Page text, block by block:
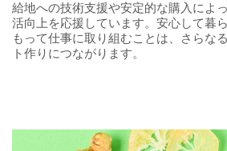
給地への技術支援や安定的な購入によ
活向上を応援しています。安心して暮
もって仕事に取り組むことは、さらな
ト作りにつながります。